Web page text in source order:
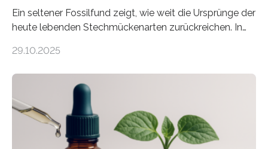
Ein seltener Fossilfund zeigt, wie weit die Ursprünge der
heute lebenden Stechmückenarten zurückreichen. In
Forschende die bisher älteste bekannte Stechmücken-
Region Kachin in Myanmar und hat sich in
ausgezeichnetem Zustand erhalten. Es konnte als neue
Art einer neuen Gattung beschrieben werden und trägt
nun den Namen Cretosabethes primaevus. Dieser erste
fossile Nachweis einer Stechmückenlarve in Bernstein
29.10.2025